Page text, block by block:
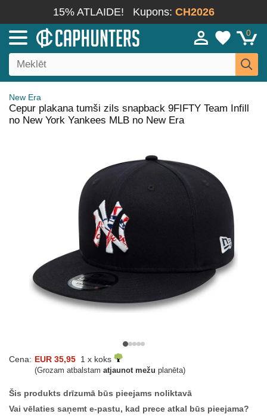
15% ATLAIDE! Kupons: CH2026
0
New Era
Cepur plakana tumši zils snapback 9FIFTY Team Infill
no New York Yankees MLB no New Era
Cena: EUR 35,95 1 x koks
(Grozam atbalstam atjaunot mežu planēta)
Šis produkts drīzumā būs pieejams noliktavā
Vai vēlaties saņemt e-pastu, kad prece atkal būs pieejama?